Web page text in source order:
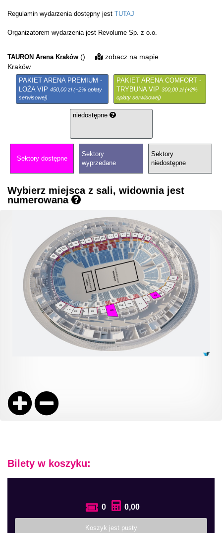
Regulamin wydarzenia dostępny jest TUTAJ
Organizatorem wydarzenia jest Revolume Sp. z o.o.
TAURON Arena Kraków ()
Kraków
zobacz na mapie
PAKIET ARENA PREMIUM -
LOŻA VIP 450,00 zł (+2% opłaty
serwisowej)
PAKIET ARENA COMFORT -
TRYBUNA VIP 300,00 zł (+2%
opłaty serwisowej)
niedostępne
Sektory dostępne
Sektory
wyprzedane
Sektory
niedostępne
Wybierz miejsca z sali, widownia jest
numerowana
Bilety w koszyku:
0 0,00
Koszyk jest pusty